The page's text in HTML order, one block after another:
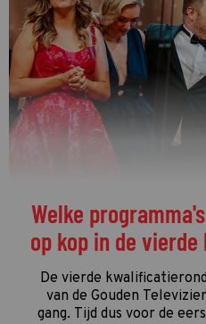
Welke
op kop in de
De vierde
van de Gouden
gang. Tijd dus voor de